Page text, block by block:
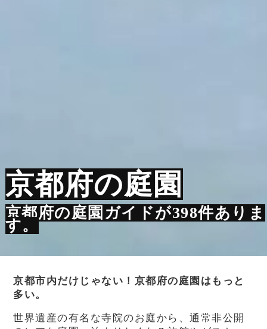
京都府の庭園
京都府の庭園ガイドが398件ありま
す。
京都市内だけじゃない！京都府の庭園はもっと
多い。
世界遺産の有名な寺院のお庭から、通常非公開